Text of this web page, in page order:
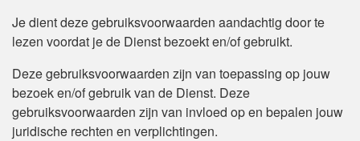
Je dient deze gebruiksvoorwaarden aandachtig door te
lezen voordat je de Dienst bezoekt en/of gebruikt.
Deze gebruiksvoorwaarden zijn van toepassing op jouw
bezoek en/of gebruik van de Dienst. Deze
gebruiksvoorwaarden zijn van invloed op en bepalen jouw
juridische rechten en verplichtingen.